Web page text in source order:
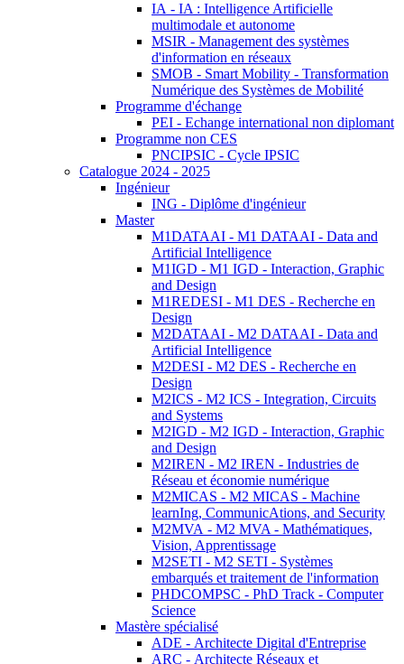
IA - IA : Intelligence Artificielle
multimodale et autonome
MSIR - Management des systèmes
d'information en réseaux
SMOB - Smart Mobility - Transformation
Numérique des Systèmes de Mobilité
Programme d'échange
PEI - Echange international non diplomant
Programme non CES
PNCIPSIC - Cycle IPSIC
Catalogue 2024 - 2025
Ingénieur
ING - Diplôme d'ingénieur
Master
M1DATAAI - M1 DATAAI - Data and
Artificial Intelligence
M1IGD - M1 IGD - Interaction, Graphic
and Design
M1REDESI - M1 DES - Recherche en
Design
M2DATAAI - M2 DATAAI - Data and
Artificial Intelligence
M2DESI - M2 DES - Recherche en
Design
M2ICS - M2 ICS - Integration, Circuits
and Systems
M2IGD - M2 IGD - Interaction, Graphic
and Design
M2IREN - M2 IREN - Industries de
Réseau et économie numérique
M2MICAS - M2 MICAS - Machine
learnIng, CommunicAtions, and Security
M2MVA - M2 MVA - Mathématiques,
Vision, Apprentissage
M2SETI - M2 SETI - Systèmes
embarqués et traitement de l'information
PHDCOMPSC - PhD Track - Computer
Science
Mastère spécialisé
ADE - Architecte Digital d'Entreprise
ARC - Architecte Réseaux et